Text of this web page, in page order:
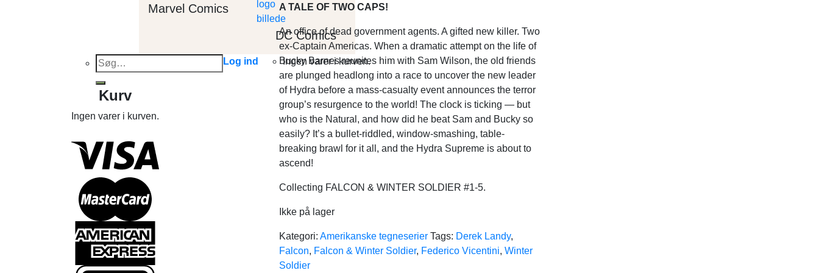
Marvel Comics
DC Comics
Søg
efter:
Log ind Ingen varer i kurven.
Kurv
Ingen varer i kurven.
A TALE OF TWO CAPS!
An office of dead government agents. A gifted new killer. Two
ex-Captain Americas. When a dramatic attempt on the life of
Bucky Barnes reunites him with Sam Wilson, the old friends
are plunged headlong into a race to uncover the new leader
of Hydra before a mass-casualty event announces the terror
group’s resurgence to the world! The clock is ticking — but
who is the Natural, and how did he beat Sam and Bucky so
easily? It’s a bullet-riddled, window-smashing, table-
breaking brawl for it all, and the Hydra Supreme is about to
ascend!
Collecting FALCON & WINTER SOLDIER #1-5.
Ikke på lager
Kategori: Amerikanske tegneserier Tags: Derek Landy,
Falcon, Falcon & Winter Soldier, Federico Vicentini, Winter
Soldier